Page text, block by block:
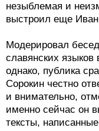
незыблемая и
выстроил еще
Модерировал
славянских
однако, публика
Сорокин честно
и внимательно,
именно сейчас он
тексты,